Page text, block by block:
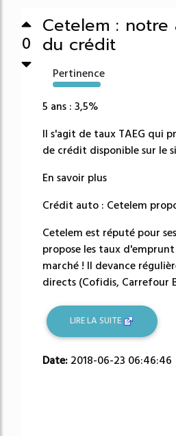
0
Cetelem :
du crédit
Pertinence
22362%
5 ans : 3,5%
Il s'agit de taux TAEG qui
de crédit disponible sur le
En savoir plus
Crédit auto : Cetelem
Cetelem est réputé pour
propose les taux
marché ! Il devance
directs (Cofidis, Carrefour
LIRE LA SUITE
Date: 2018-06-23 06:46:46